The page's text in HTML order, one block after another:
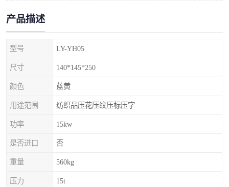
产品描述
型号 LY-YH05
尺寸 140*145*250
颜色 蓝黄
用途范围 纺织品压花压纹压标压字
功率 15kw
是否进口 否
重量 560kg
压力 15t